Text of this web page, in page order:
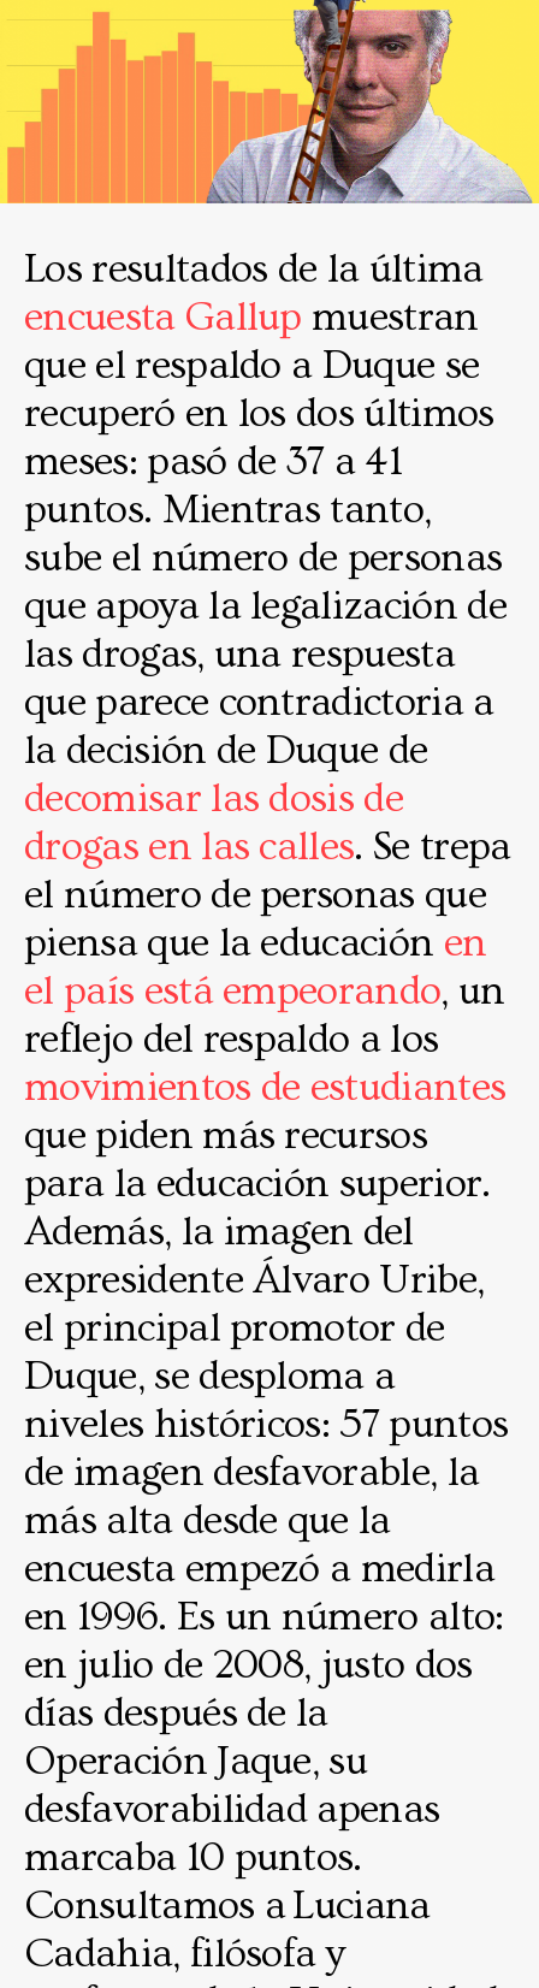
Los resultados de la última
encuesta Gallup muestran
que el respaldo a Duque se
recuperó en los dos últimos
meses: pasó de 37 a 41
puntos. Mientras tanto,
sube el número de personas
que apoya la legalización de
las drogas, una respuesta
que parece contradictoria a
la decisión de Duque de
decomisar las dosis de
drogas en las calles. Se trepa
el número de personas que
piensa que la educación en
el país está empeorando, un
reflejo del respaldo a los
movimientos de estudiantes
que piden más recursos
para la educación superior.
Además, la imagen del
expresidente Álvaro Uribe,
el principal promotor de
Duque, se desploma a
niveles históricos: 57 puntos
de imagen desfavorable, la
más alta desde que la
encuesta empezó a medirla
en 1996. Es un número alto:
en julio de 2008, justo dos
días después de la
Operación Jaque, su
desfavorabilidad apenas
marcaba 10 puntos.
Consultamos a Luciana
Cadahia, filósofa y